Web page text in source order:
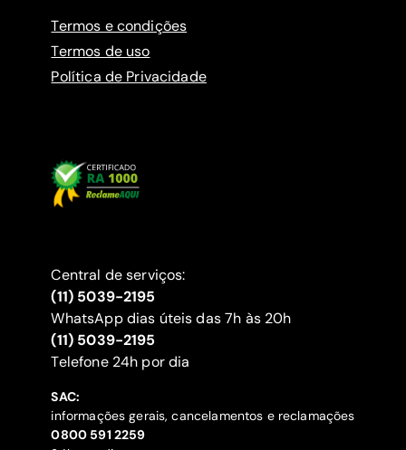
Termos e condições
Termos de uso
Política de Privacidade
Central de serviços:
(11) 5039-2195
WhatsApp dias úteis das 7h às 20h
(11) 5039-2195
‍Telefone 24h por dia
SAC:
informações gerais, cancelamentos e reclamações
‍0800 591 2259